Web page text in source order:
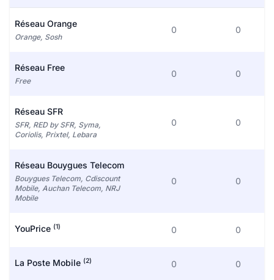
Réseau Orange
Orange, Sosh
0 0
Réseau Free
Free
0 0
Réseau SFR
SFR, RED by SFR, Syma,
Coriolis, Prixtel, Lebara
0 0
Réseau Bouygues Telecom
Bouygues Telecom, Cdiscount
Mobile, Auchan Telecom, NRJ
Mobile
0 0
YouPrice (1) 0 0
La Poste Mobile (2) 0 0